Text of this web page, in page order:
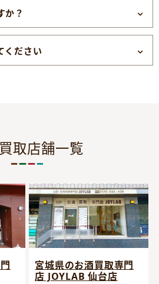
か？
ください
取店舗一覧
宮城県のお酒買取専門
店 JOYLAB 仙台店